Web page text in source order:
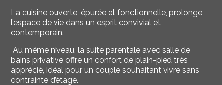
La cuisine ouverte, épurée et fonctionnelle, prolonge
l’espace de vie dans un esprit convivial et
contemporain.
Au même niveau, la suite parentale avec salle de
bains privative offre un confort de plain-pied très
apprécié, idéal pour un couple souhaitant vivre sans
contrainte d’étage.